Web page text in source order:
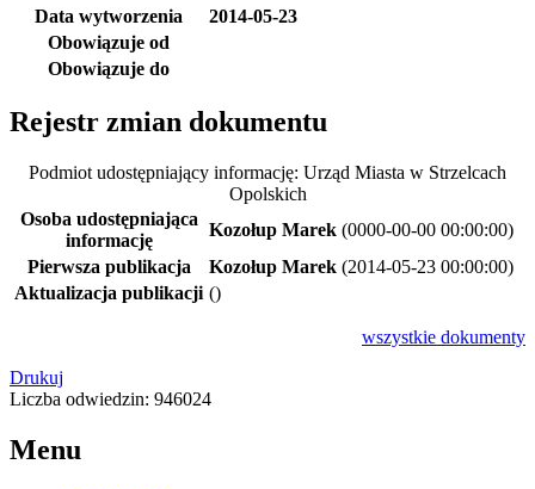
Data wytworzenia
2014-05-23
Obowiązuje od
Obowiązuje do
Rejestr zmian dokumentu
Podmiot udostępniający informację: Urząd Miasta w Strzelcach
Opolskich
Osoba udostępniająca
informację
Kozołup Marek (0000-00-00 00:00:00)
Pierwsza publikacja
Kozołup Marek (2014-05-23 00:00:00)
Aktualizacja publikacji ()
wszystkie dokumenty
Drukuj
Liczba odwiedzin: 946024
Menu